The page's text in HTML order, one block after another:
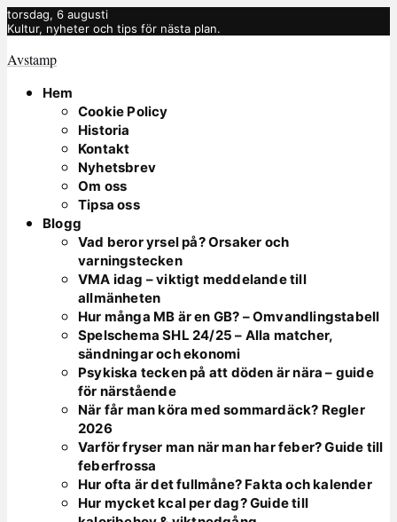
torsdag, 6 augusti
Kultur, nyheter och tips för nästa plan.
Avstamp
Hem
Cookie Policy
Historia
Kontakt
Nyhetsbrev
Om oss
Tipsa oss
Blogg
Vad beror yrsel på? Orsaker och
varningstecken
VMA idag – viktigt meddelande till
allmänheten
Hur många MB är en GB? – Omvandlingstabell
Spelschema SHL 24/25 – Alla matcher,
sändningar och ekonomi
Psykiska tecken på att döden är nära – guide
för närstående
När får man köra med sommardäck? Regler
2026
Varför fryser man när man har feber? Guide till
feberfrossa
Hur ofta är det fullmåne? Fakta och kalender
Hur mycket kcal per dag? Guide till